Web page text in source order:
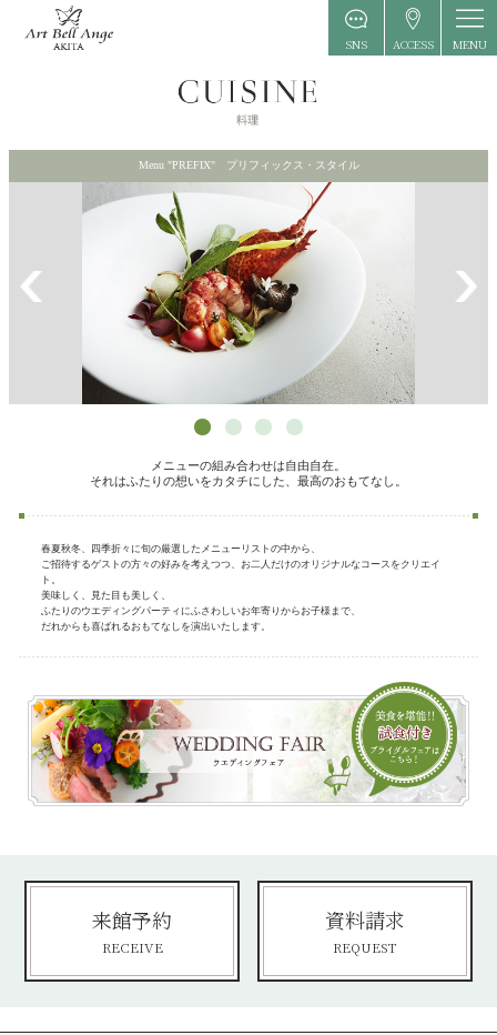
SNS ACCESS MENU
Menu "PREFIX" プリフィックス・スタイル
メニューの組み合わせは自由自在。
それはふたりの想いをカタチにした、最高のおもてなし。
春夏秋冬、四季折々に旬の厳選したメニューリストの中から、
ご招待するゲストの方々の好みを考えつつ、お二人だけのオリジナルなコースをクリエイ
ト。
美味しく、見た目も美しく、
ふたりのウエディングパーティにふさわしいお年寄りからお子様まで、
だれからも喜ばれるおもてなしを演出いたします。
来館予約
RECEIVE
資料請求
REQUEST